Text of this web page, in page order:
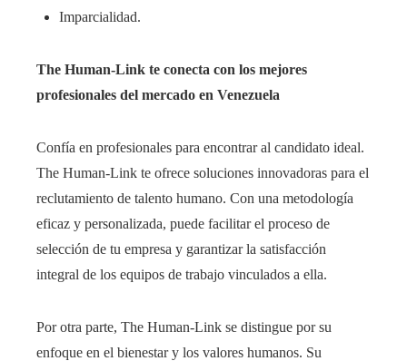
Imparcialidad.
The Human-Link te conecta con los mejores
profesionales del mercado en Venezuela
Confía en profesionales para encontrar al candidato ideal.
The Human-Link te ofrece soluciones innovadoras para el
reclutamiento de talento humano. Con una metodología
eficaz y personalizada, puede facilitar el proceso de
selección de tu empresa y garantizar la satisfacción
integral de los equipos de trabajo vinculados a ella.
Por otra parte, The Human-Link se distingue por su
enfoque en el bienestar y los valores humanos. Su